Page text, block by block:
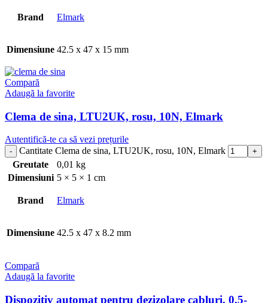
Brand Elmark
Dimensiune 42.5 x 47 x 15 mm
Compară
Adaugă la favorite
Clema de sina, LTU2UK, rosu, 10N, Elmark
Autentifică-te ca să vezi prețurile
Cantitate Clema de sina, LTU2UK, rosu, 10N, Elmark
Greutate
0,01 kg
Dimensiuni 5 × 5 × 1 cm
Brand Elmark
Dimensiune 42.5 x 47 x 8.2 mm
Compară
Adaugă la favorite
Dispozitiv automat pentru dezizolare cabluri, 0.5-